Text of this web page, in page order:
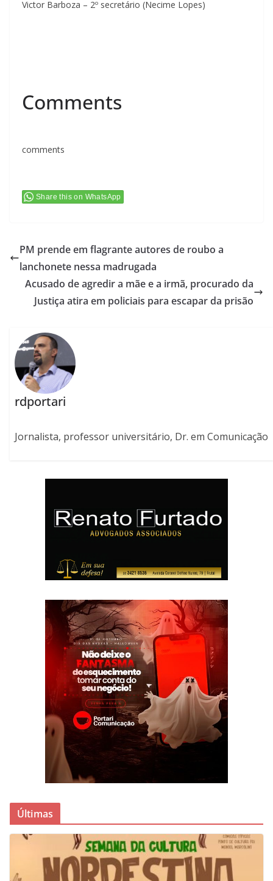
Victor Barboza – 2º secretário (Necime Lopes)
Comments
comments
Share this on WhatsApp
PM prende em flagrante autores de roubo a
lanchonete nessa madrugada
Acusado de agredir a mãe e a irmã, procurado da
Justiça atira em policiais para escapar da prisão
rdportari
Jornalista, professor universitário, Dr. em Comunicação
Últimas